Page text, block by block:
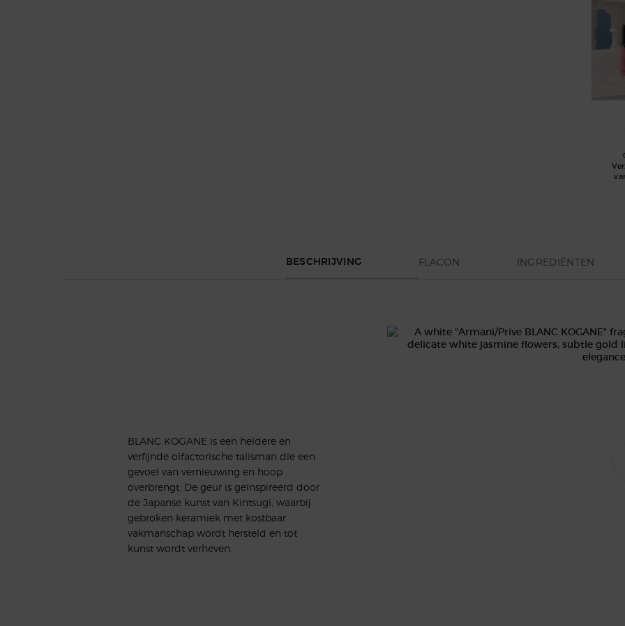
BESCHRIJVING FLACON INGREDIËNTEN
BLANC KOGANE is een heldere en
verfijnde olfactorische talisman die een
gevoel van vernieuwing en hoop
overbrengt. De geur is geïnspireerd door
de Japanse kunst van Kintsugi, waarbij
gebroken keramiek met kostbaar
vakmanschap wordt hersteld en tot
kunst wordt verheven.